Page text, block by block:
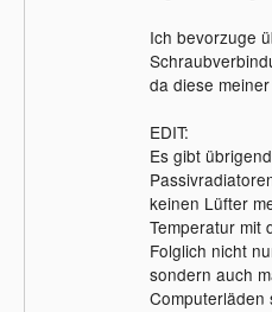
Ich bevorzuge
da diese
EDIT:
Es gibt
keinen Lüfter
Temperatur mit
Folglich nicht
sondern auch
Computerläden